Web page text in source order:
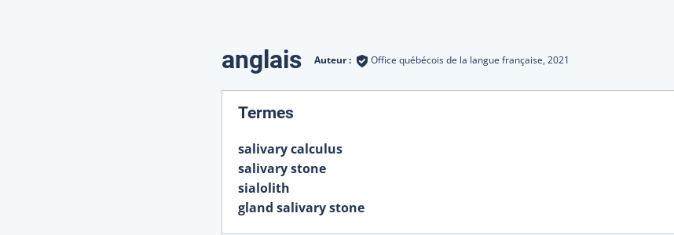
Traductions
anglais Auteur : Office québécois de la langue française, 2021
Termes
salivary calculus
salivary stone
sialolith
gland salivary stone